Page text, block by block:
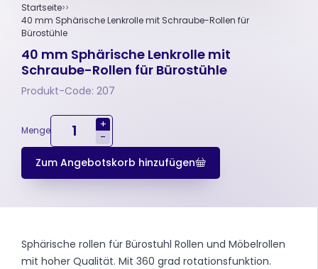
Startseite
40 mm Sphärische Lenkrolle mit Schraube-Rollen für
Bürostühle
40 mm Sphärische Lenkrolle mit
Schraube-Rollen für Bürostühle
Produkt-Code: 207
Menge
+
-
Zum Angebotskorb hinzufügen
Sphärische rollen für Bürostuhl Rollen und Möbelrollen
mit hoher Qualität. Mit 360 grad rotationsfunktion.